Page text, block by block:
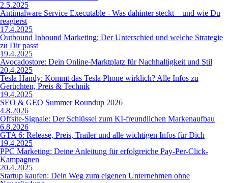
2.5.2025
Antimalware Service Executable - Was dahinter steckt – und wie Du
reagierst
17.4.2025
Outbound Inbound Marketing: Der Unterschied und welche Strategie
zu Dir passt
19.4.2025
Avocadostore: Dein Online-Marktplatz für Nachhaltigkeit und Stil
20.4.2025
Tesla Handy: Kommt das Tesla Phone wirklich? Alle Infos zu
Gerüchten, Preis & Technik
19.4.2025
SEO & GEO Summer Roundup 2026
4.8.2026
Offsite-Signale: Der Schlüssel zum KI-freundlichen Markenaufbau
6.8.2026
GTA 6: Release, Preis, Trailer und alle wichtigen Infos für Dich
19.4.2025
PPC Marketing: Deine Anleitung für erfolgreiche Pay-Per-Click-
Kampagnen
20.4.2025
Startup kaufen: Dein Weg zum eigenen Unternehmen ohne